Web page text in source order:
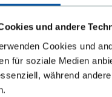
und andere
Cookies und
für soziale Medien
während
72074 Tübingen
Universitätsstadt
seit:03.08.2026
AUFTRAG ANSEHEN